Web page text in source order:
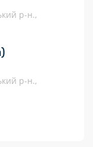
р-н.,
р-н.,